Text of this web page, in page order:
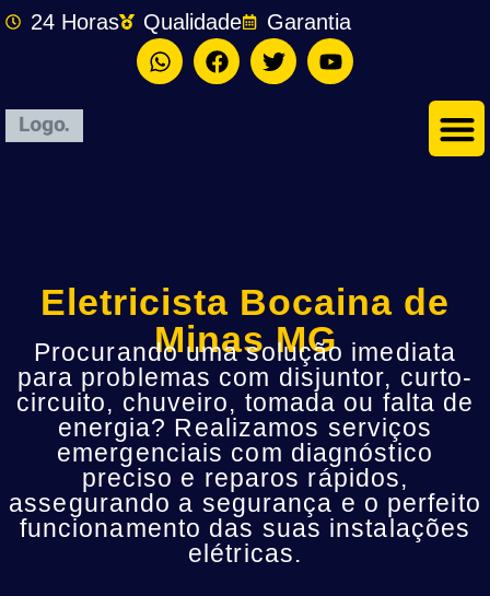
24 Horas Qualidade Garantia
Eletricista Bocaina de
Minas MG
Procurando uma solução imediata
para problemas com disjuntor, curto-
circuito, chuveiro, tomada ou falta de
energia? Realizamos serviços
emergenciais com diagnóstico
preciso e reparos rápidos,
assegurando a segurança e o perfeito
funcionamento das suas instalações
elétricas.